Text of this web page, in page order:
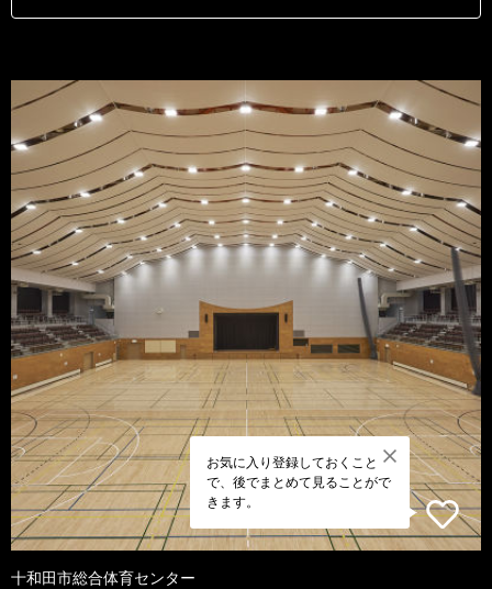
お気に入り登録しておくこと
で、後でまとめて見ることがで
きます。
十和田市総合体育センター